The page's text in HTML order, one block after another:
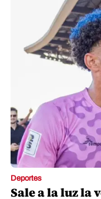
Deportes
Sale a la luz la